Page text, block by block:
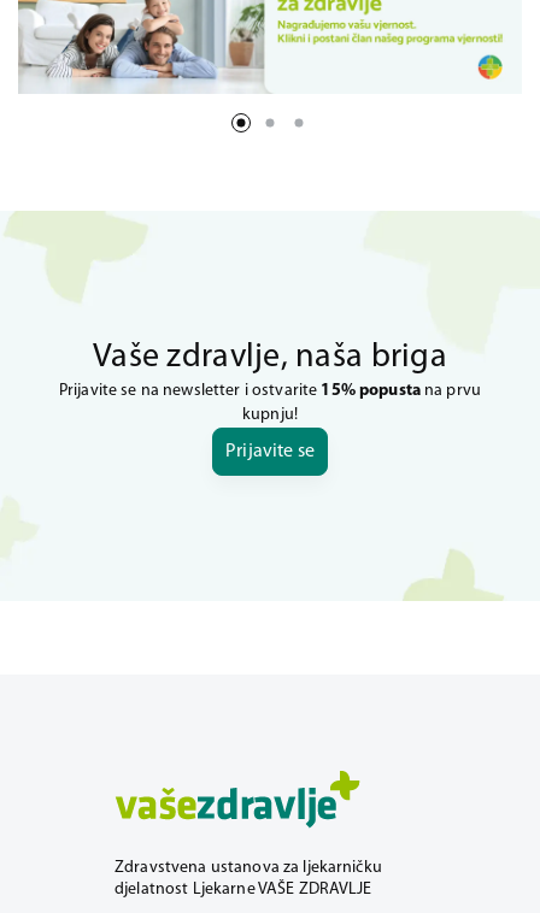
Vaše zdravlje, naša briga
Prijavite se na newsletter i ostvarite 15% popustana prvu
kupnju!
Prijavite se
Zdravstvena ustanova za ljekarničku
djelatnost Ljekarne VAŠE ZDRAVLJE